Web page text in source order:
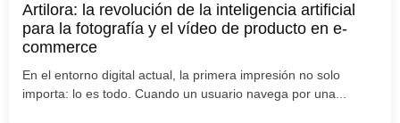
Artilora: la revolución de la inteligencia artificial
para la fotografía y el vídeo de producto en e-
commerce
En el entorno digital actual, la primera impresión no solo
importa: lo es todo. Cuando un usuario navega por una...